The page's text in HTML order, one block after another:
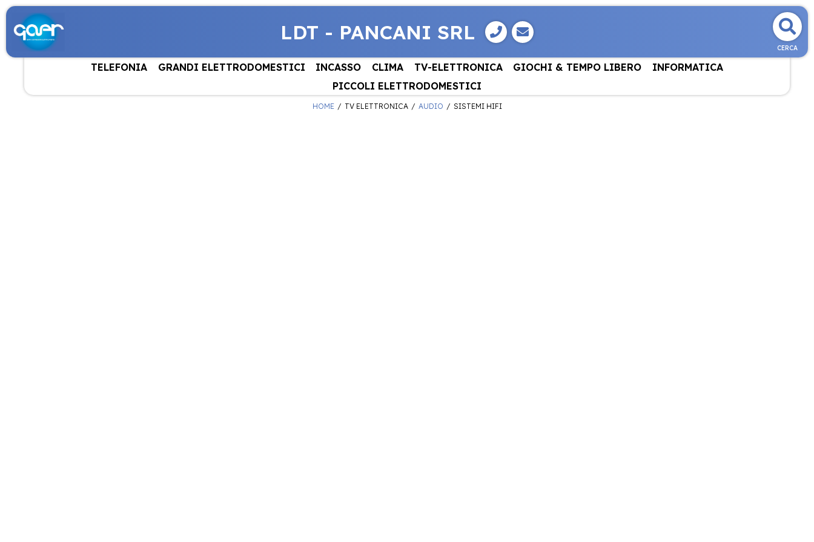
LDT - PANCANI SRL
CERCA
TELEFONIA GRANDI ELETTRODOMESTICI INCASSO CLIMA TV-ELETTRONICA GIOCHI & TEMPO LIBERO
INFORMATICA
PICCOLI ELETTRODOMESTICI
HOME TV ELETTRONICA AUDIO SISTEMI HIFI